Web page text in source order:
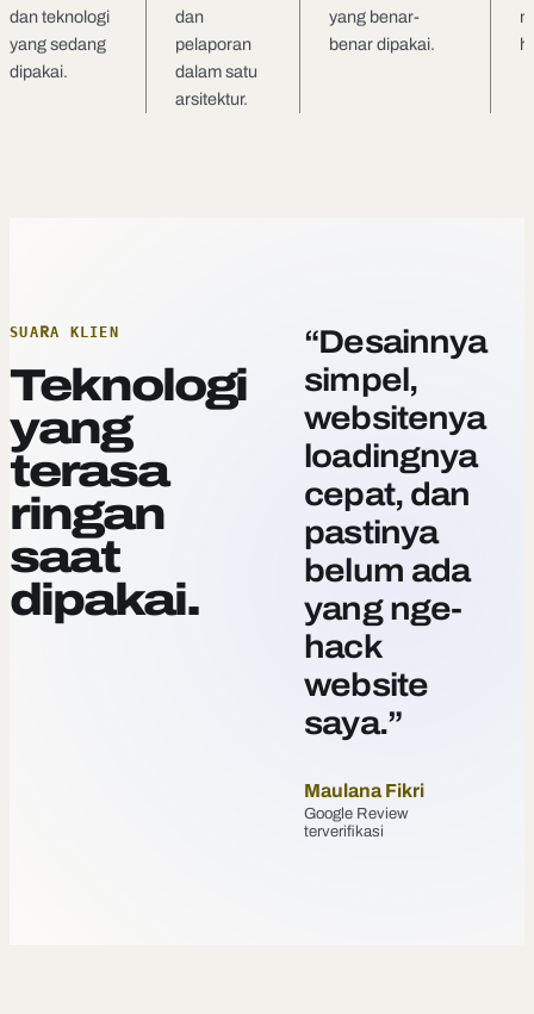
dan teknologi
yang sedang
dipakai.
dan
pelaporan
dalam satu
arsitektur.
yang benar-
benar dipakai.
SUARA KLIEN
Teknologi
yang
terasa
ringan
saat
dipakai.
“Desainnya
simpel,
websitenya
loadingnya
cepat, dan
pastinya
belum ada
yang nge-
hack
website
saya.”
Maulana Fikri
Google Review
terverifikasi